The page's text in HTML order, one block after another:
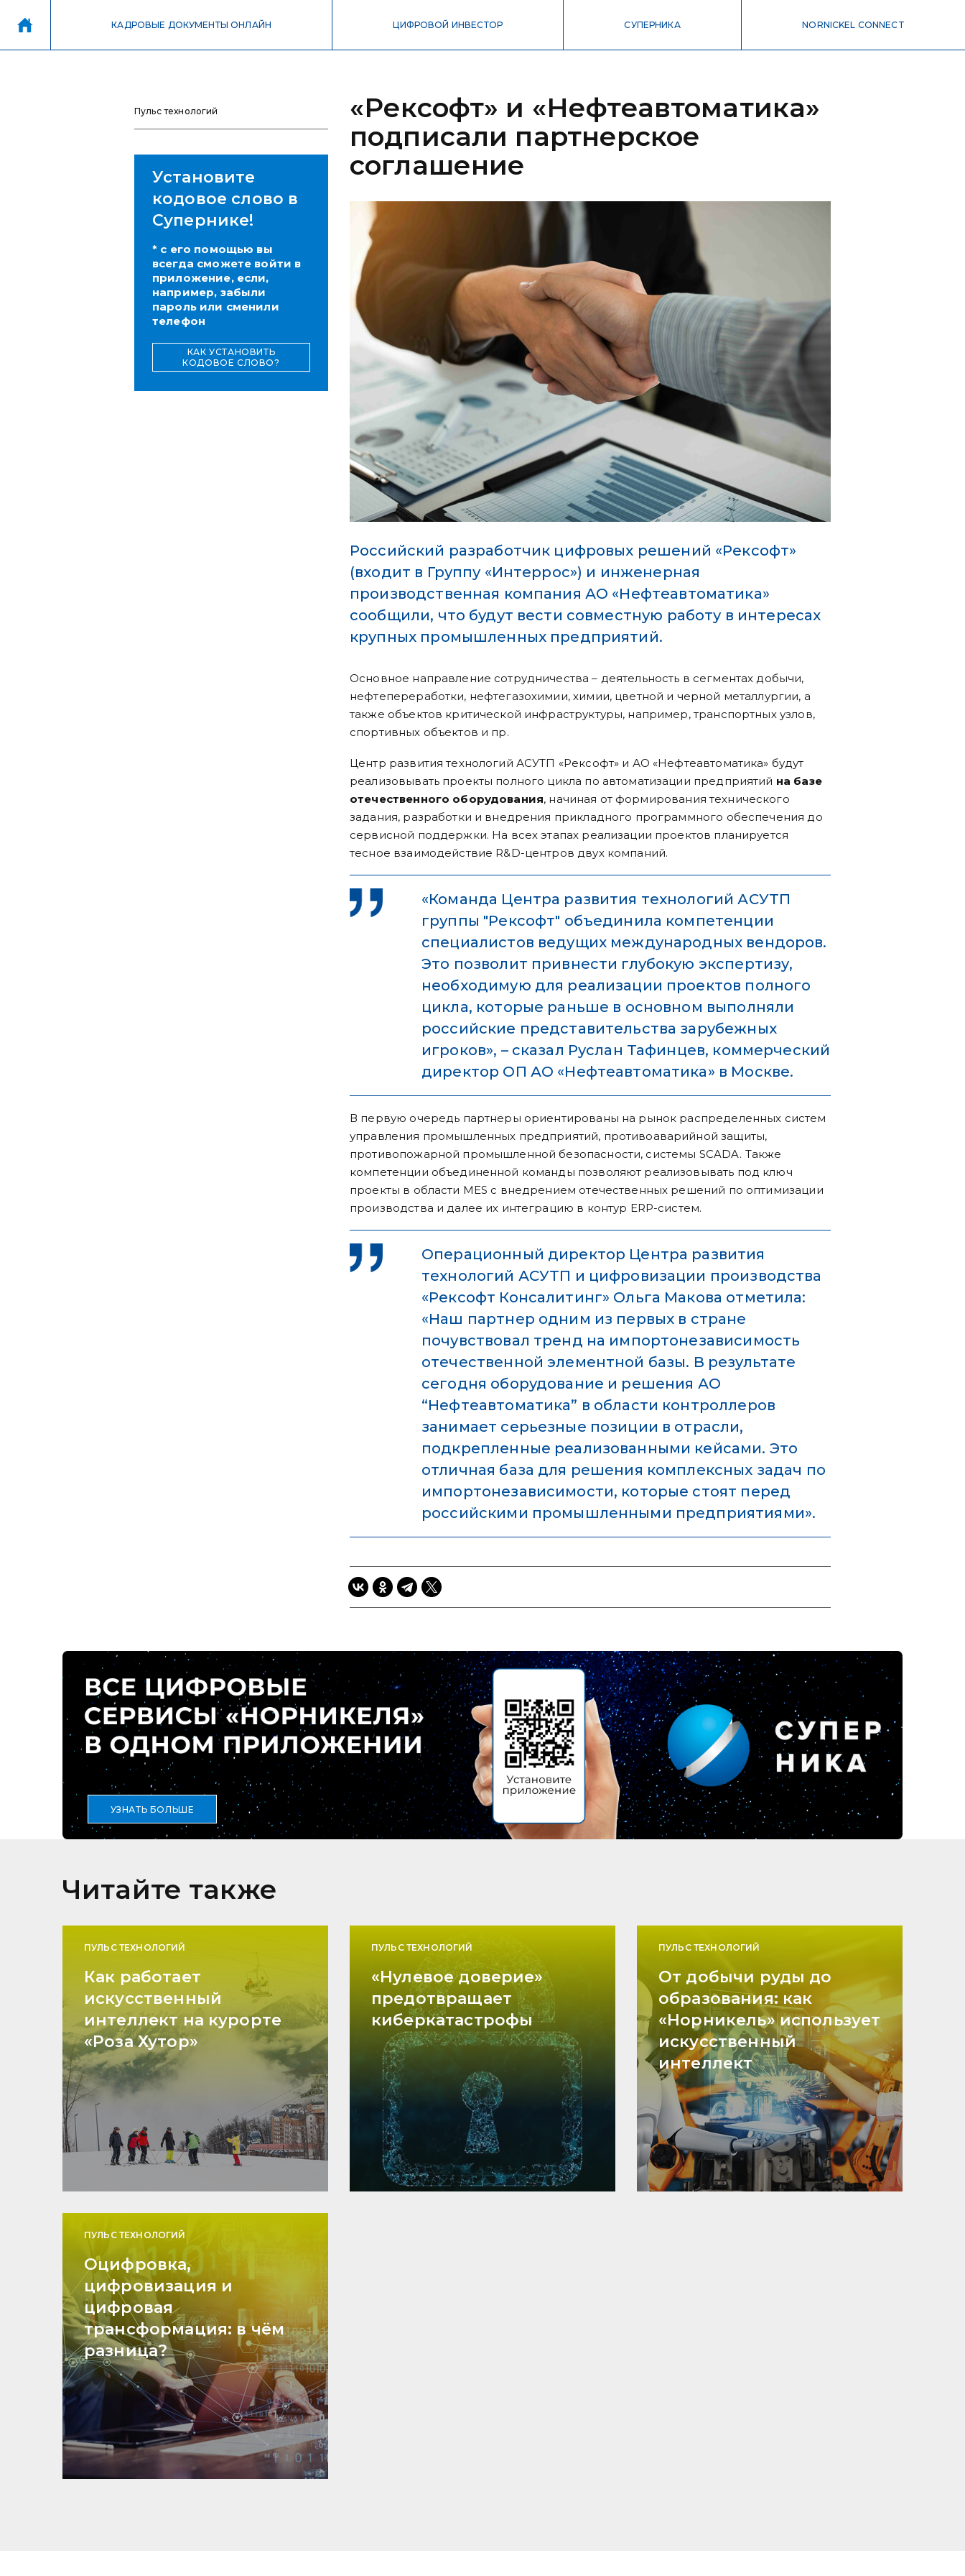
КАДРОВЫЕ ДОКУМЕНТЫ ОНЛАЙН ЦИФРОВОЙ ИНВЕСТОР СУПЕРНИКА NORNICKEL CONNECT
Пульс технологий
Установите
кодовое слово в
Супернике!
* с его помощью вы
всегда сможете войти в
приложение, если,
например, забыли
пароль или сменили
телефон
КАК УСТАНОВИТЬ
КОДОВОЕ СЛОВО?
«Рексофт» и «Нефтеавтоматика»
подписали партнерское
соглашение
Российский разработчик цифровых решений «Рексофт»
(входит в Группу «Интеррос») и инженерная
производственная компания АО «Нефтеавтоматика»
сообщили, что будут вести совместную работу в интересах
крупных промышленных предприятий.
Основное направление сотрудничества – деятельность в сегментах добычи,
нефтепереработки, нефтегазохимии, химии, цветной и черной металлургии, а
также объектов критической инфраструктуры, например, транспортных узлов,
спортивных объектов и пр.
Центр развития технологий АСУТП «Рексофт» и АО «Нефтеавтоматика» будут
реализовывать проекты полного цикла по автоматизации предприятий на базе
отечественного оборудования, начиная от формирования технического
задания, разработки и внедрения прикладного программного обеспечения до
сервисной поддержки. На всех этапах реализации проектов планируется
тесное взаимодействие R&D-центров двух компаний.
«Команда Центра развития технологий АСУТП
группы "Рексофт" объединила компетенции
специалистов ведущих международных вендоров.
Это позволит привнести глубокую экспертизу,
необходимую для реализации проектов полного
цикла, которые раньше в основном выполняли
российские представительства зарубежных
игроков», – сказал Руслан Тафинцев, коммерческий
директор ОП АО «Нефтеавтоматика» в Москве.
В первую очередь партнеры ориентированы на рынок распределенных систем
управления промышленных предприятий, противоаварийной защиты,
противопожарной промышленной безопасности, системы SCADA. Также
компетенции объединенной команды позволяют реализовывать под ключ
проекты в области MES с внедрением отечественных решений по оптимизации
производства и далее их интеграцию в контур ERP-систем.
Операционный директор Центра развития
технологий АСУТП и цифровизации производства
«Рексофт Консалитинг» Ольга Макова отметила:
«Наш партнер одним из первых в стране
почувствовал тренд на импортонезависимость
отечественной элементной базы. В результате
сегодня оборудование и решения АО
“Нефтеавтоматика” в области контроллеров
занимает серьезные позиции в отрасли,
подкрепленные реализованными кейсами. Это
отличная база для решения комплексных задач по
импортонезависимости, которые стоят перед
российскими промышленными предприятиями».
УЗНАТЬ БОЛЬШЕ
Читайте также
ПУЛЬС ТЕХНОЛОГИЙ
Как работает
искусственный
интеллект на курорте
«Роза Хутор»
ПУЛЬС ТЕХНОЛОГИЙ
«Нулевое доверие»
предотвращает
киберкатастрофы
ПУЛЬС ТЕХНОЛОГИЙ
От добычи руды до
образования: как
«Норникель» использует
искусственный
интеллект
ПУЛЬС ТЕХНОЛОГИЙ
Оцифровка,
цифровизация и
цифровая
трансформация: в чём
разница?